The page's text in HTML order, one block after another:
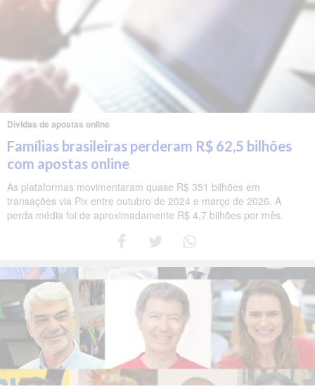
Dívidas de apostas online
Famílias brasileiras perderam R$ 62,5 bilhões
com apostas online
As plataformas movimentaram quase R$ 351 bilhões em
transações via Pix entre outubro de 2024 e março de 2026. A
perda média foi de aproximadamente R$ 4,7 bilhões por mês.